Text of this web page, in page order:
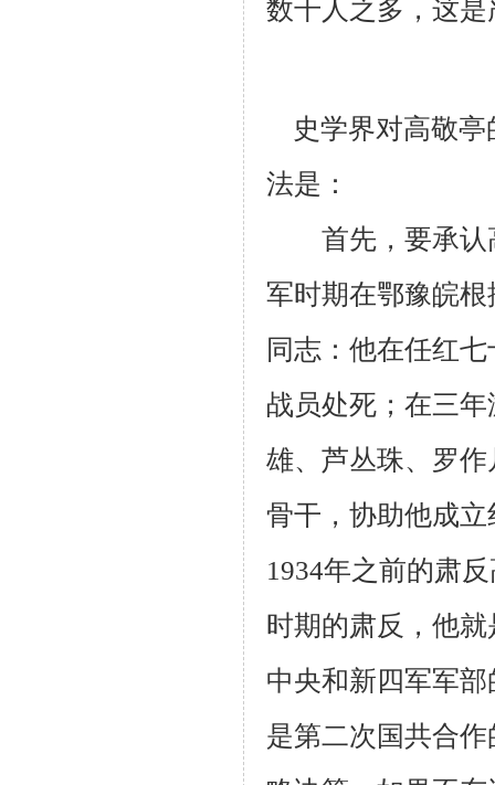
数千人之多，这
史学界对高敬
法是：
首先，要承认
军时期在鄂豫皖
同志：他在任红
战员处死；在三
雄、芦丛珠、罗
骨干，协助他成
1934年之前的肃
时期的肃反，他
中央和新四军军
是第二次国共合